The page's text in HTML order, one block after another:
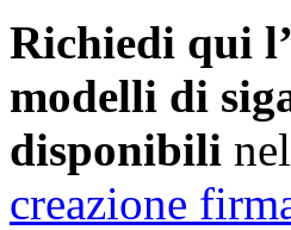
Richiedi qui
modelli di
disponibili
creazione